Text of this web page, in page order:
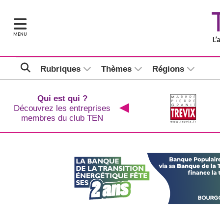
MENU
Rubriques Thèmes Régions
Qui est qui ?
Découvrez les entreprises
membres du club TEN